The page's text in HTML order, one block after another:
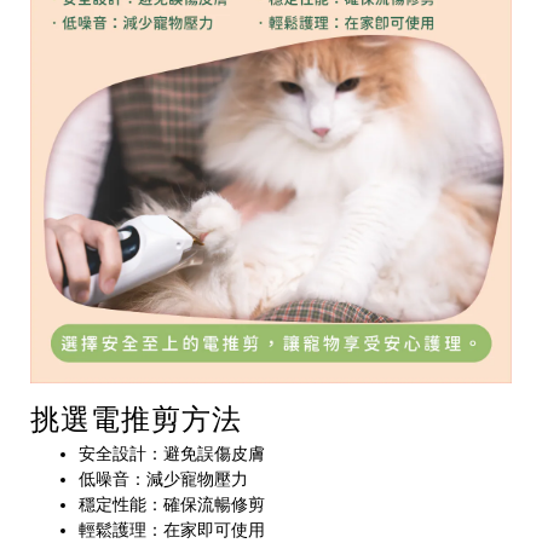
挑選電推剪方法
安全設計：避免誤傷皮膚
低噪音：減少寵物壓力
穩定性能：確保流暢修剪
輕鬆護理：在家即可使用